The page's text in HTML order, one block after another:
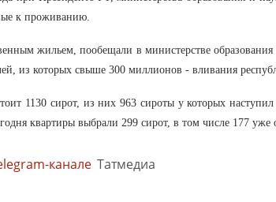
к проживанию.
жильем, пообещали в министерстве
из которых свыше 300 миллионов - вливания
1130 сирот, из них 963 сироты у которых
квартиры выбрали 299 сирот, в том числе 177 уже
канале Татмедиа